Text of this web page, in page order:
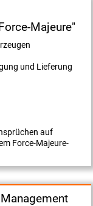
Majeure"
und Lieferung
auf
Force-Majeure-